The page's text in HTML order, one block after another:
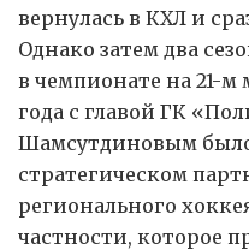
вернулась в КХЛ и
Однако затем два
в чемпионате на 21-м
года с главой ГК
Шамсутдиновым
стратегическом
регионального
частности, которое